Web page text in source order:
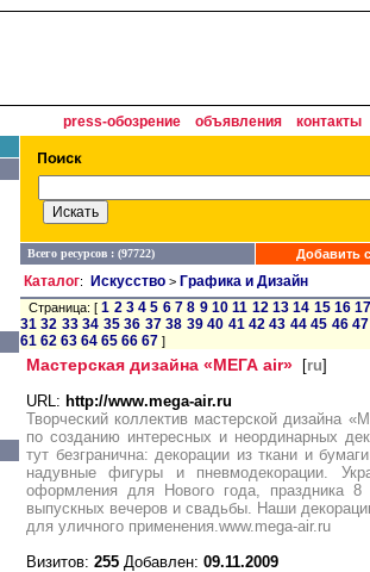
press-обозрение объявления контакты
Всего ресурсов : (97722) Добавить
Каталог: Искусство > Графика и Дизайн
Страница: [1 2 3 4 5 6 7 8 9 10 11 12 13 14 15 16
31 32 33 34 35 36 37 38 39 40 41 42 43 44 45 46 47
61 62 63 64 65 66 67 ]
Мастерская дизайна «МЕГА air» [ru]
URL: http://www.mega-air.ru
Творческий коллектив мастерской дизайна
по созданию интересных и неординарных
тут безгранична: декорации из ткани и
надувные фигуры и пневмодекорации.
оформления для Нового года,
выпускных вечеров и свадьбы. Наши
для уличного применения.www.mega-air.ru
Визитов: 255 Добавлен: 09.11.2009